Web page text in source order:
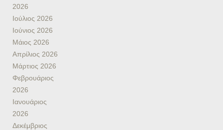
2026
Ιούλιος 2026
Ιούνιος 2026
Μάιος 2026
Απρίλιος 2026
Μάρτιος 2026
Φεβρουάριος
2026
Ιανουάριος
2026
Δεκέμβριος